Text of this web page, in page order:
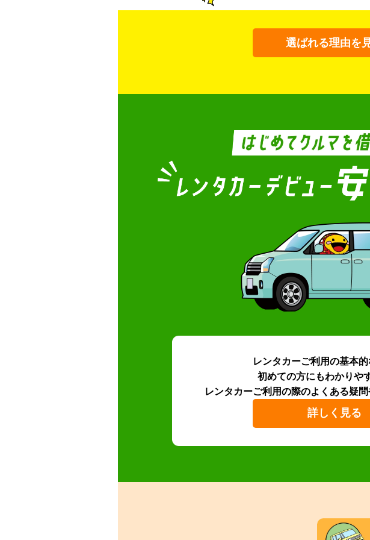
選ばれる理由を
レンタカーご利用の基本
初めての方にもわかりや
レンタカーご利用の際のよくある疑問
詳しく見る